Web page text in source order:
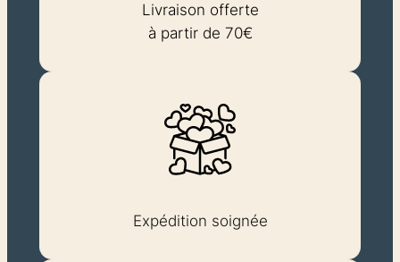
Livraison offerte
à partir de 70€
Expédition soignée